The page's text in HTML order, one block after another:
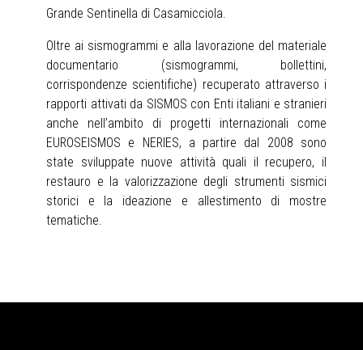
Grande Sentinella di Casamicciola.
Oltre ai sismogrammi e alla lavorazione del materiale
documentario (sismogrammi, bollettini,
corrispondenze scientifiche) recuperato attraverso i
rapporti attivati da SISMOS con Enti italiani e stranieri
anche nell’ambito di progetti internazionali come
EUROSEISMOS e NERIES, a partire dal 2008 sono
state sviluppate nuove attività quali il recupero, il
restauro e la valorizzazione degli strumenti sismici
storici e la ideazione e allestimento di mostre
tematiche.